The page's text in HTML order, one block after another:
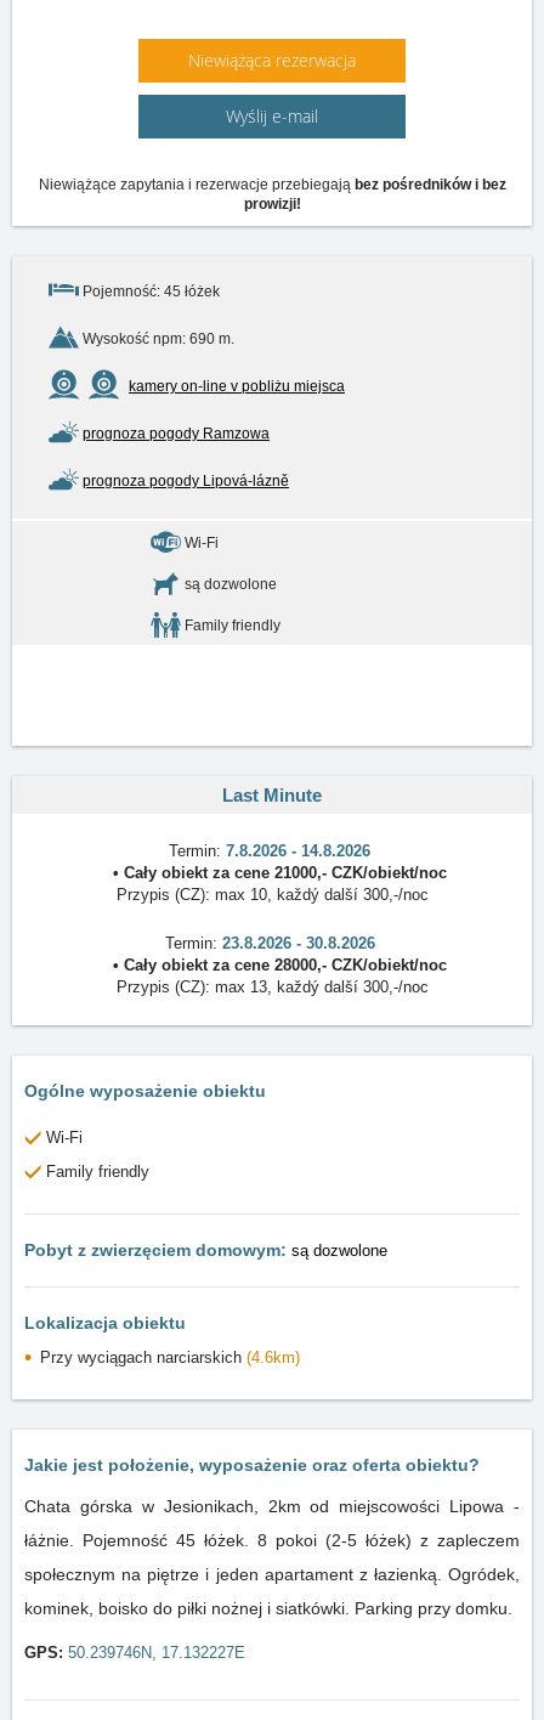
Niewiążąca rezerwacja
Wyślij e-mail
Niewiążące zapytania i rezerwacje przebiegają bez pośredników i bez
prowizji!
Pojemność: 45 łóżek
Wysokość npm: 690 m.
kamery on-line v pobliżu miejsca
prognoza pogody Ramzowa
prognoza pogody Lipová-lázně
Wi-Fi
są dozwolone
Family friendly
Last Minute
Termin: 7.8.2026 - 14.8.2026
• Cały obiektza cene 21000,- CZK/obiekt/noc
Przypis (CZ): max 10, každý další 300,-/noc
Termin: 23.8.2026 - 30.8.2026
• Cały obiektza cene 28000,- CZK/obiekt/noc
Przypis (CZ): max 13, každý další 300,-/noc
Ogólne wyposażenie obiektu
Wi-Fi
Family friendly
Pobyt z zwierzęciem domowym: są dozwolone
Lokalizacja obiektu
Przy wyciągach narciarskich (4.6km)
Jakie jest położenie, wyposażenie oraz oferta obiektu?
Chata górska w Jesionikach, 2km od miejscowości Lipowa -
łáżnie. Pojemność 45 łóżek. 8 pokoi (2-5 łóżek) z zapleczem
społecznym na piętrze i jeden apartament z łazienką. Ogródek,
kominek, boisko do piłki nożnej i siatkówki. Parking przy domku.
GPS: 50.239746N, 17.132227E